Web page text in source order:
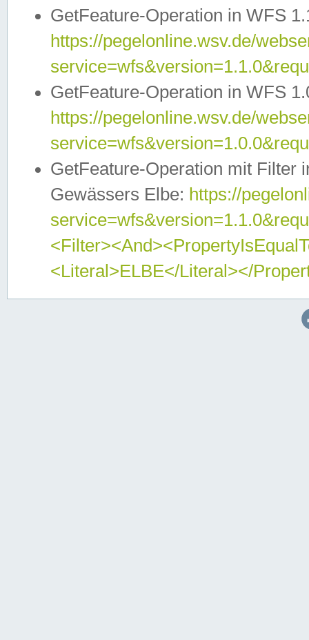
GetFeature-Operation in WFS
https://pegelonline.wsv.de/
GetFeature-Operation in WFS
https://pegelonline.wsv.de/
GetFeature-Operation mit Filter
Gewässers Elbe: https://
<Literal>ELBE</Literal></